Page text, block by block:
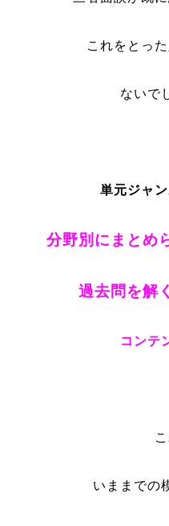
これをとっ
ないで
単元ジャ
分野別にまとめ
過去問を解
コンテ
いままでの